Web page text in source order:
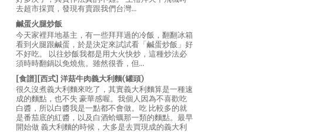
去超市採買，發現有賣跟我們台灣...
鹹蛋火腿炒飯
今天家裡拜地基主，有一些拜拜過的冷飯，翻翻冰箱
看到火腿跟鹹蛋，於是決定來試試看「鹹蛋炒飯」好
不好吃。 以往炒飯我都是用大火快炒，這種炒法必
須時時翻鍋以免燒焦。雖然很香，但...
[食譜][西式] 洋菇牛肉義大利麵(罐頭)
很久沒煮義大利麵來吃了，其實義大利麵算是一種速
成的麵點，也不失 豪華感喔。我個人因為不喜歡吃
白醬，所以白醬我是一點都不會做。吃 比較多的就
是番茄底的紅醬，以及白酒蛤蠣那一類的麵點。最早
開始做 義大利麵的時候，大多是去買現成的義大利